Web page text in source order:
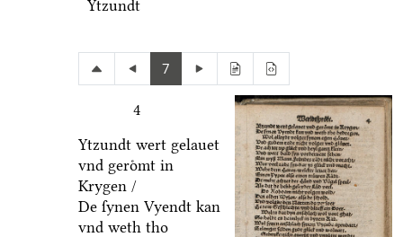
Ytzundt
7
4
Ytzundt wert gelauet
vnd geroͤmt in
Krygen /
De ſynen Vyendt kan
vnd weth tho